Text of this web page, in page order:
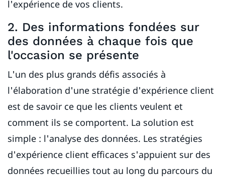
l'expérience de vos clients.
2. Des informations fondées sur
des données à chaque fois que
l'occasion se présente
L'un des plus grands défis associés à
l'élaboration d'une stratégie d'expérience client
est de savoir ce que les clients veulent et
comment ils se comportent. La solution est
simple : l'analyse des données. Les stratégies
d'expérience client efficaces s'appuient sur des
données recueillies tout au long du parcours du